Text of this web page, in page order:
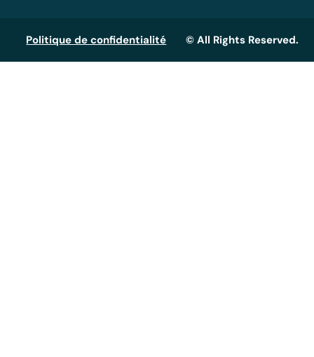
Politique de confidentialité © All Rights Reserved.